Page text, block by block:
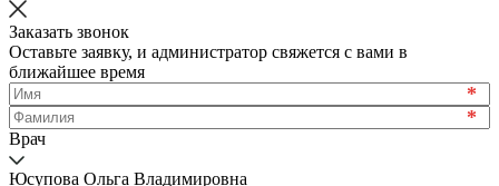
Заказать звонок
Оставьте заявку, и администратор свяжется с вами в
ближайшее время
*
*
Врач
Юсупова Ольга Владимировна